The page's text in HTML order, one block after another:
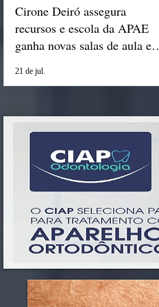
Cirone Deiró assegura
recursos e escola da APAE
ganha novas salas de aula em
21 de jul.